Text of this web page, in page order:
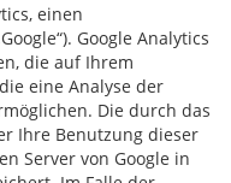
einen
Google Analytics
die auf Ihrem
eine Analyse der
Die durch das
Ihre Benutzung dieser
Server von Google in